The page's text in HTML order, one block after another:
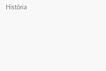
Història